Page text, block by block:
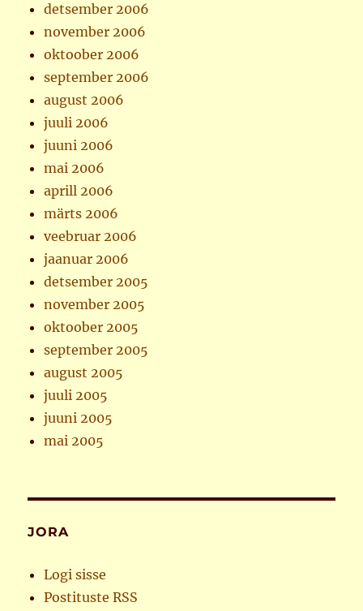
detsember 2006
november 2006
oktoober 2006
september 2006
august 2006
juuli 2006
juuni 2006
mai 2006
aprill 2006
märts 2006
veebruar 2006
jaanuar 2006
detsember 2005
november 2005
oktoober 2005
september 2005
august 2005
juuli 2005
juuni 2005
mai 2005
JORA
Logi sisse
Postituste RSS